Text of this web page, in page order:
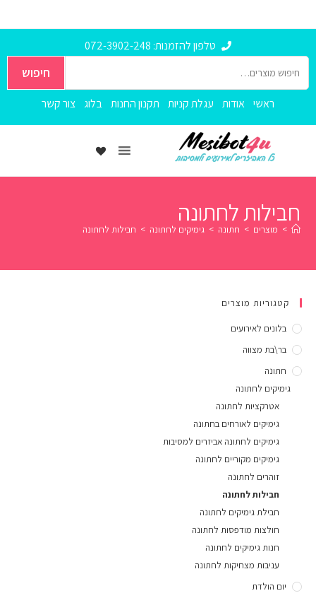
טלפון להזמנות: 072-3902-248
חיפוש
ראשי אודות עגלת קניות תקנון החנות בלוג צור קשר
חבילות לחתונה
> מוצרים > חתונה > גימיקים לחתונה > חבילות לחתונה
קטגוריות מוצרים
בלונים לאירועים
בר\בת מצווה
חתונה
גימיקים לחתונה
אטרקציות לחתונה
גימיקים לאורחים בחתונה
גימיקים לחתונה אביזרים למסיבות
גימיקים מקוריים לחתונה
זוהרים לחתונה
חבילות לחתונה
חבילת גימיקים לחתונה
חולצות מודפסות לחתונה
חנות גימיקים לחתונה
עניבות מצחיקות לחתונה
יום הולדת